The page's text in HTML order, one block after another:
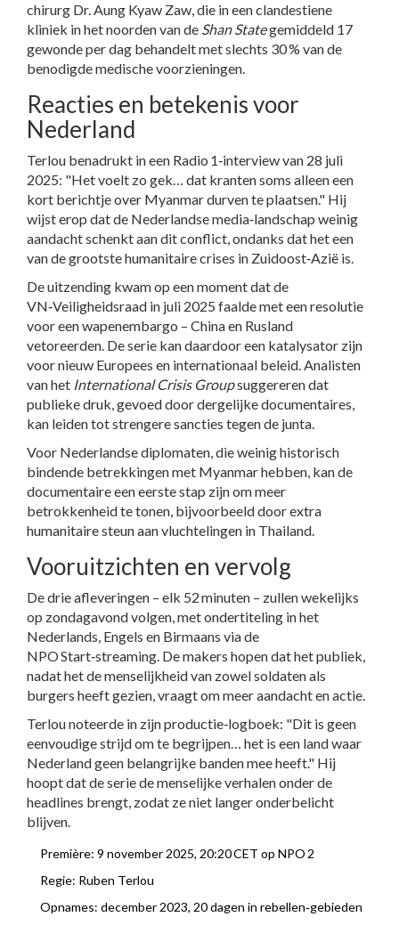
chirurg Dr. Aung Kyaw Zaw, die in een clandestiene
kliniek in het noorden van de Shan Stategemiddeld 17
gewonde per dag behandelt met slechts 30 % van de
benodigde medische voorzieningen.
Reacties en betekenis voor
Nederland
Terlou benadrukt in een Radio 1‑interview van 28 juli
2025: "Het voelt zo gek… dat kranten soms alleen een
kort berichtje over Myanmar durven te plaatsen." Hij
wijst erop dat de Nederlandse media‑landschap weinig
aandacht schenkt aan dit conflict, ondanks dat het een
van de grootste humanitaire crises in Zuidoost‑Azië is.
De uitzending kwam op een moment dat de
VN‑Veiligheidsraad in juli 2025 faalde met een resolutie
voor een wapenembargo – China en Rusland
vetoreerden. De serie kan daardoor een katalysator zijn
voor nieuw Europees en internationaal beleid. Analisten
van het International Crisis Groupsuggereren dat
publieke druk, gevoed door dergelijke documentaires,
kan leiden tot strengere sancties tegen de junta.
Voor Nederlandse diplomaten, die weinig historisch
bindende betrekkingen met Myanmar hebben, kan de
documentaire een eerste stap zijn om meer
betrokkenheid te tonen, bijvoorbeeld door extra
humanitaire steun aan vluchtelingen in Thailand.
Vooruitzichten en vervolg
De drie afleveringen – elk 52 minuten – zullen wekelijks
op zondagavond volgen, met ondertiteling in het
Nederlands, Engels en Birmaans via de
NPO Start‑streaming. De makers hopen dat het publiek,
nadat het de menselijkheid van zowel soldaten als
burgers heeft gezien, vraagt om meer aandacht en actie.
Terlou noteerde in zijn productie‑logboek: "Dit is geen
eenvoudige strijd om te begrijpen… het is een land waar
Nederland geen belangrijke banden mee heeft." Hij
hoopt dat de serie de menselijke verhalen onder de
headlines brengt, zodat ze niet langer onderbelicht
blijven.
Première: 9 november 2025, 20:20 CET op NPO 2
Regie: Ruben Terlou
Opnames: december 2023, 20 dagen in rebellen‑gebieden